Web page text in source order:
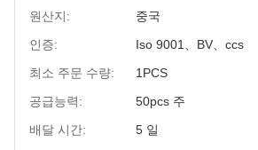
원산지:
중국
인증:
Iso 9001、BV、ccs
최소 주문 수량:
1PCS
공급능력:
50pcs 주
배달 시간:
5 일